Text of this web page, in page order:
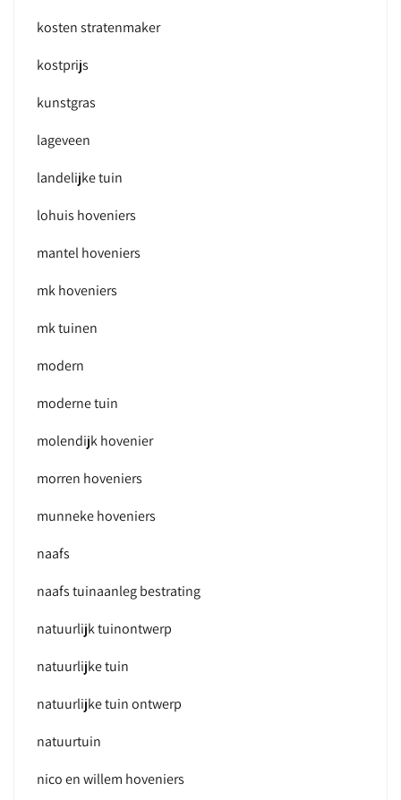
kosten stratenmaker
kostprijs
kunstgras
lageveen
landelijke tuin
lohuis hoveniers
mantel hoveniers
mk hoveniers
mk tuinen
modern
moderne tuin
molendijk hovenier
morren hoveniers
munneke hoveniers
naafs
naafs tuinaanleg bestrating
natuurlijk tuinontwerp
natuurlijke tuin
natuurlijke tuin ontwerp
natuurtuin
nico en willem hoveniers